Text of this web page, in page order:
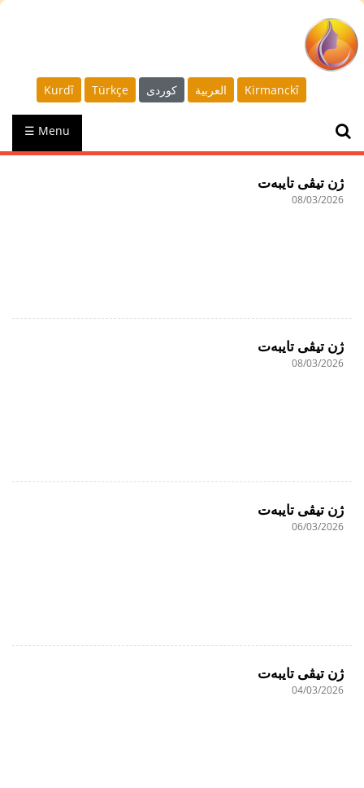
Kurdî Türkçe كوردى العربية Kirmanckî
☰ Menu
ژن تیڤی تایبەت
08/03/2026
ژن تیڤی تایبەت
08/03/2026
ژن تیڤی تایبەت
06/03/2026
ژن تیڤی تایبەت
04/03/2026